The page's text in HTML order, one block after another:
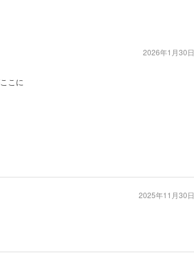
こに
2026年1月30日
2025年11月30日